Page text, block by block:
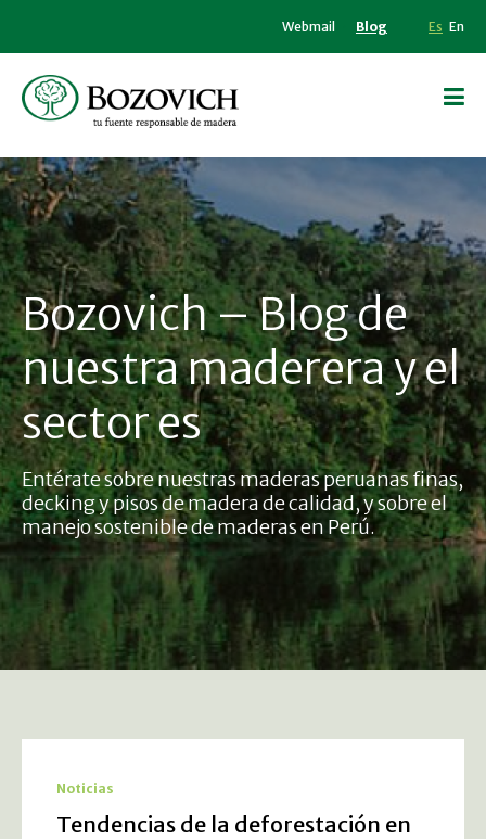
Webmail Blog Es En
Bozovich – Blog de
nuestra maderera y el
sector es
Entérate sobre nuestras maderas peruanas finas,
decking y pisos de madera de calidad, y sobre el
manejo sostenible de maderas en Perú.
Noticias
Tendencias de la deforestación en